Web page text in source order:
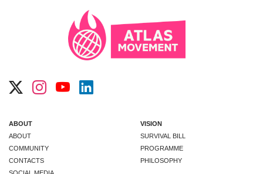
ABOUT
ABOUT
COMMUNITY
CONTACTS
VISION
SURVIVAL BILL
PROGRAMME
PHILOSOPHY